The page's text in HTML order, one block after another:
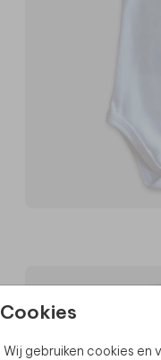
Cookies
Wij gebruiken cookies en